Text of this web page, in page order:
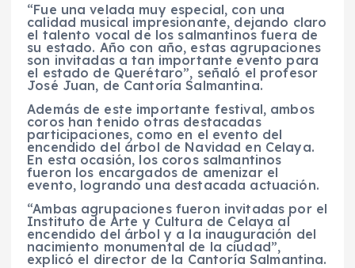
“Fue una velada muy especial, con una
calidad musical impresionante, dejando claro
el talento vocal de los salmantinos fuera de
su estado. Año con año, estas agrupaciones
son invitadas a tan importante evento para
el estado de Querétaro”, señaló el profesor
José Juan, de Cantoría Salmantina.
Además de este importante festival, ambos
coros han tenido otras destacadas
participaciones, como en el evento del
encendido del árbol de Navidad en Celaya.
En esta ocasión, los coros salmantinos
fueron los encargados de amenizar el
evento, logrando una destacada actuación.
“Ambas agrupaciones fueron invitadas por el
Instituto de Arte y Cultura de Celaya al
encendido del árbol y a la inauguración del
nacimiento monumental de la ciudad”,
explicó el director de la Cantoría Salmantina.